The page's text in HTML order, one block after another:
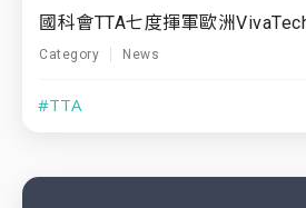
Category News
#TTA